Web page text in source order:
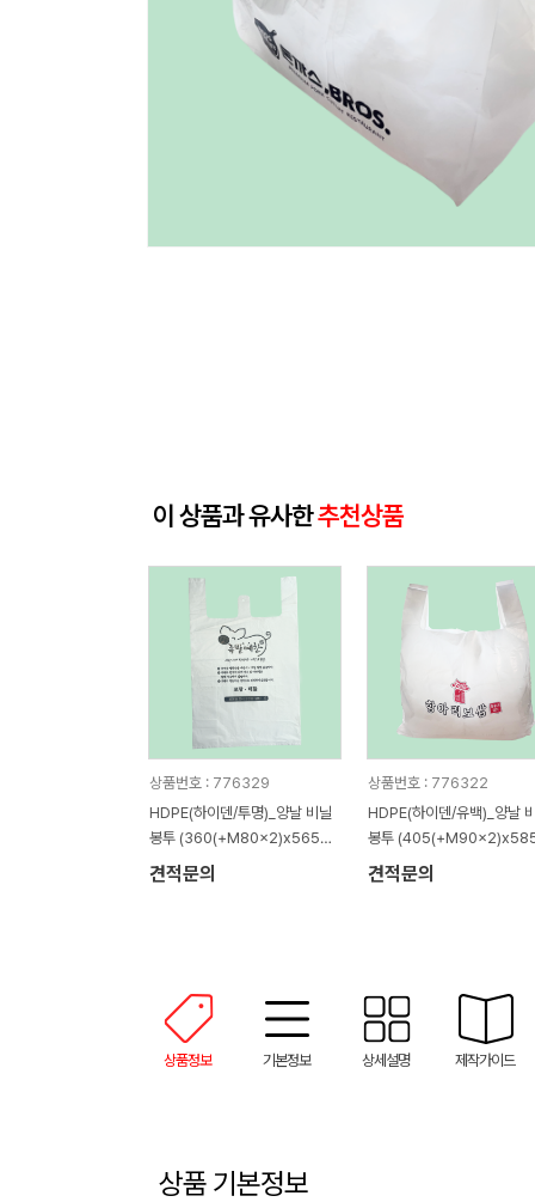
이 상품과 유사한추천상품
상품번호 : 776329
HDPE(하이덴/투명)_양날 비닐
봉투 (360(+M80x2)x565m
m)
견적문의
상품번호 : 776322
HDPE(하이덴/유백)_양날
봉투
m)
견적문의
상품정보 기본정보 상세설명 제작가이드
상품 기본정보